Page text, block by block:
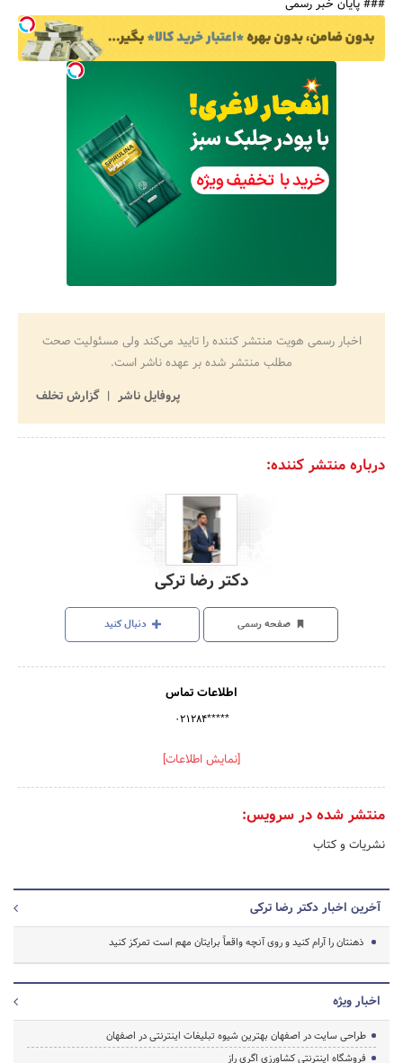
### پایان خبر رسمی
اخبار رسمی هویت منتشر کننده را تایید می‌کند ولی مسئولیت صحت
مطلب منتشر شده بر عهده ناشر است.
پروفایل ناشر
گزارش تخلف
درباره منتشر کننده:
دکتر رضا ترکی
صفحه رسمی دنبال کنید
اطلاعات تماس
۰۲۱۲۸۴*****
[نمایش اطلاعات]
منتشر شده در سرویس:
نشریات و کتاب
آخرین اخبار دکتر رضا ترکی
ذهنتان را آرام کنید و روی آنچه واقعاً برایتان مهم است تمرکز کنید
اخبار ویژه
طراحی سایت در اصفهان بهترین شیوه تبلیغات اینترنتی در اصفهان
فروشگاه اینترنتی کشاورزی اگری راز